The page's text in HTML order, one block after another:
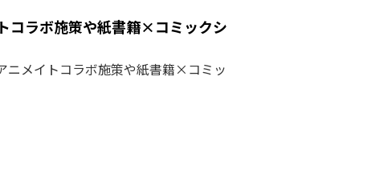
コラボ施策や紙書籍×コミックシ
ニメイトコラボ施策や紙書籍×コミッ